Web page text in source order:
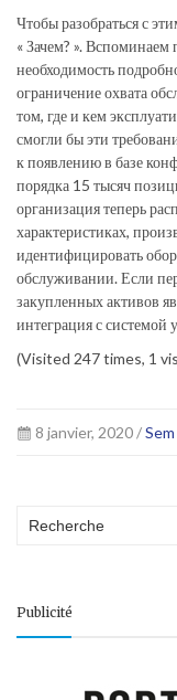
Чтобы разобраться с
« Зачем? ». Вспоминаем
необходимость
ограничение охвата
том, где и кем
смогли бы эти
к появлению в базе
порядка 15 тысяч
организация теперь
характеристиках,
идентифицировать
обслуживании. Если
закупленных активов
интеграция с системой
(Visited 247 times, 1
8 janvier, 2020 /
Publicité